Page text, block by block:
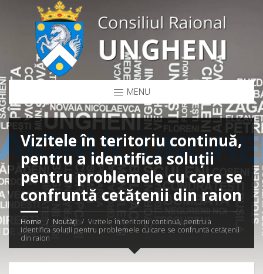
MENU
Vizitele în teritoriu continuă,
pentru a identifica soluții
pentru problemele cu care se
confruntă cetățenii din raion
Home Noutăți
Vizitele în teritoriu continuă, pentru a
identifica soluții pentru problemele cu care se confruntă cetățenii
din raion